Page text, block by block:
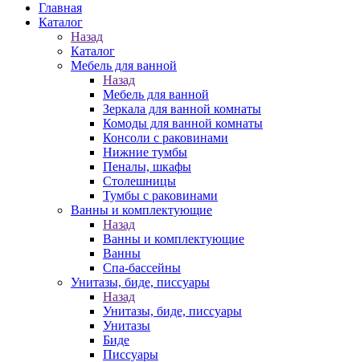
Главная
Каталог
Назад
Каталог
Мебель для ванной
Назад
Мебель для ванной
Зеркала для ванной комнаты
Комоды для ванной комнаты
Консоли с раковинами
Нижние тумбы
Пеналы, шкафы
Столешницы
Тумбы с раковинами
Ванны и комплектующие
Назад
Ванны и комплектующие
Ванны
Спа-бассейны
Унитазы, биде, писсуары
Назад
Унитазы, биде, писсуары
Унитазы
Биде
Писсуары